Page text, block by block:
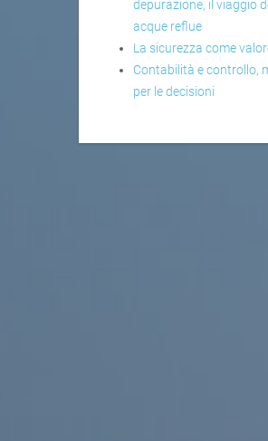
depurazione, il viaggio
acque reflue
La sicurezza come
Contabilità e controllo,
per le decisioni